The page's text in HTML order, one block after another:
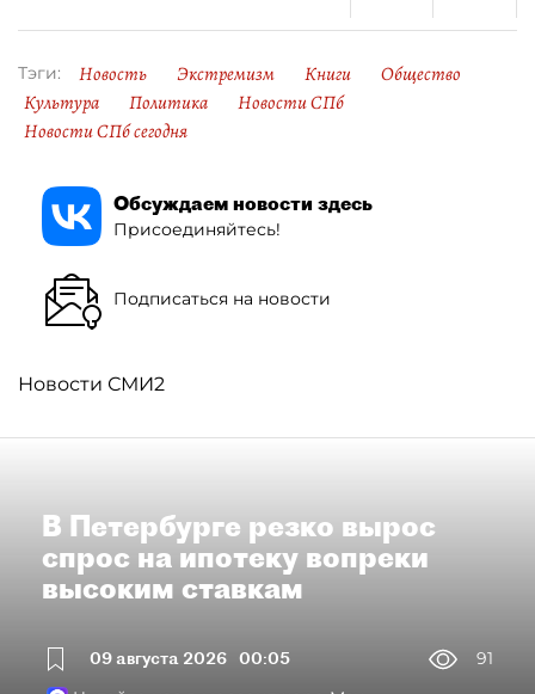
Тэги: Новость Экстремизм Книги
Общество
Культура
Политика
Новости СПб
Новости СПб сегодня
Обсуждаем новости здесь
Присоединяйтесь!
Подписаться на новости
Новости СМИ2
В Петербурге резко вырос
спрос на ипотеку вопреки
высоким ставкам
09 августа 2026 00:05
91